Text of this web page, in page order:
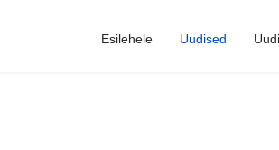
Esilehele Uudised